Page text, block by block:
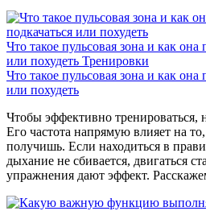
Что такое пульсовая зона и как она
или похудеть Тренировки
Что такое пульсовая зона и как она
или похудеть
Чтобы эффективно тренироваться,
Его частота напрямую влияет на
получишь. Если находиться в
дыхание не сбивается, двигаться
упражнения дают эффект.